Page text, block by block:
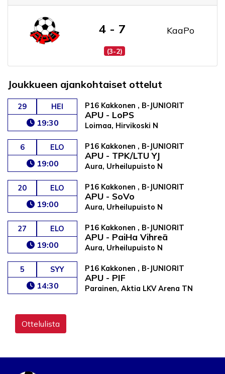
4 - 7 KaaPo
(3-2)
Joukkueen ajankohtaiset ottelut
29 HEI
19:30
P16 Kakkonen , B-JUNIORIT
APU - LoPS
Loimaa, Hirvikoski N
6 ELO
19:00
P16 Kakkonen , B-JUNIORIT
APU - TPK/LTU YJ
Aura, Urheilupuisto N
20 ELO
19:00
P16 Kakkonen , B-JUNIORIT
APU - SoVo
Aura, Urheilupuisto N
27 ELO
19:00
P16 Kakkonen , B-JUNIORIT
APU - PaiHa Vihreä
Aura, Urheilupuisto N
5 SYY
14:30
P16 Kakkonen , B-JUNIORIT
APU - PIF
Parainen, Aktia LKV Arena TN
Ottelulista